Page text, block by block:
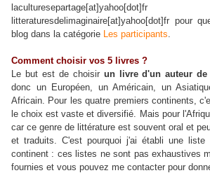
litteraturesdelimaginaire[at]yahoo[dot]fr pour
blog dans la catégorie Les participants.
Comment choisir vos 5 livres ?
Le but est de choisir un livre d'un auteur de
donc un Européen, un Américain, un
Africain. Pour les quatre premiers continents,
le choix est vaste et diversifié. Mais pour
car ce genre de littérature est souvent oral et
et traduits. C'est pourquoi j'ai établi une liste
continent : ces listes ne sont pas exhaustives
fournies et vous pouvez me contacter pour